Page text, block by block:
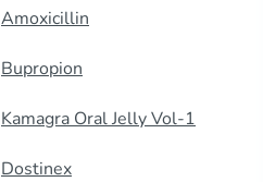
Amoxicillin
Bupropion
Kamagra Oral Jelly Vol-1
Dostinex